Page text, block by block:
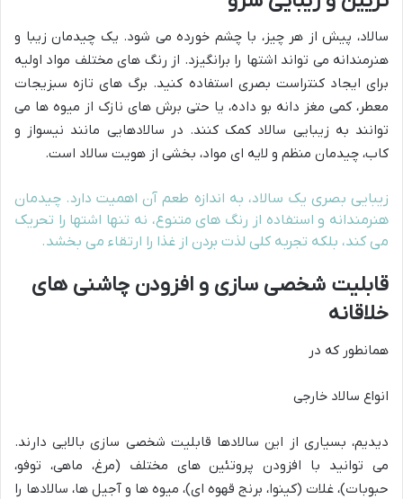
سالاد، پیش از هر چیز، با چشم خورده می شود. یک چیدمان زیبا و
هنرمندانه می تواند اشتها را برانگیزد. از رنگ های مختلف مواد اولیه
برای ایجاد کنتراست بصری استفاده کنید. برگ های تازه سبزیجات
معطر، کمی مغز دانه بو داده، یا حتی برش های نازک از میوه ها می
توانند به زیبایی سالاد کمک کنند. در سالادهایی مانند نیسواز و
کاب، چیدمان منظم و لایه ای مواد، بخشی از هویت سالاد است.
زیبایی بصری یک سالاد، به اندازه طعم آن اهمیت دارد. چیدمان
هنرمندانه و استفاده از رنگ های متنوع، نه تنها اشتها را تحریک
می کند، بلکه تجربه کلی لذت بردن از غذا را ارتقاء می بخشد.
قابلیت شخصی سازی و افزودن چاشنی های
خلاقانه
همانطور که در
انواع سالاد خارجی
دیدیم، بسیاری از این سالادها قابلیت شخصی سازی بالایی دارند.
می توانید با افزودن پروتئین های مختلف (مرغ، ماهی، توفو،
حبوبات)، غلات (کینوا، برنج قهوه ای)، میوه ها و آجیل ها، سالادها را